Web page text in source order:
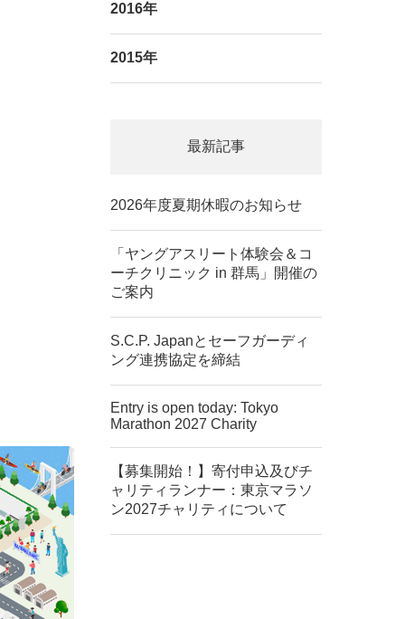
2016年
2015年
最新記事
2026年度夏期休暇のお知らせ
「ヤングアスリート体験会＆コ
ーチクリニック in 群馬」開催の
ご案内
S.C.P. Japanとセーフガーディ
ング連携協定を締結
Entry is open today: Tokyo
Marathon 2027 Charity
【募集開始！】寄付申込及びチ
ャリティランナー：東京マラソ
ン2027チャリティについて